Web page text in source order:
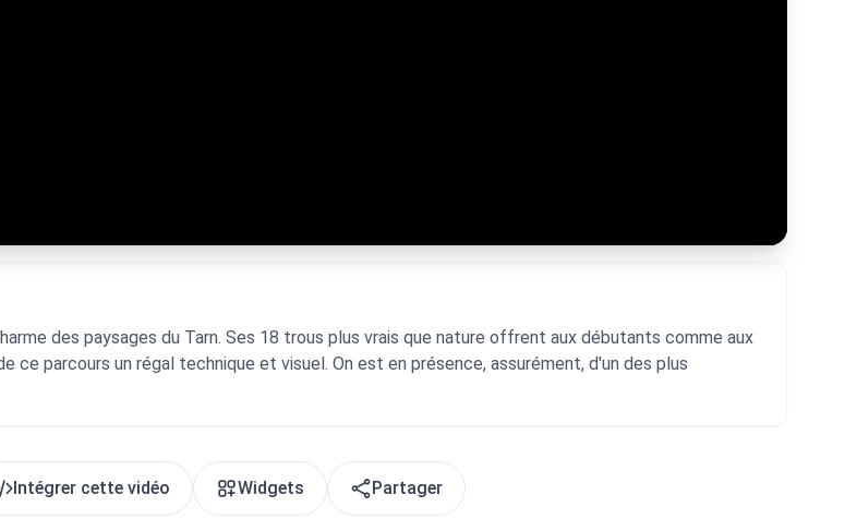
des paysages du Tarn. Ses 18 trous plus vrais que nature offrent aux débutants comme aux
parcours un régal technique et visuel. On est en présence, assurément, d'un des plus
Intégrer cette vidéo Widgets Partager